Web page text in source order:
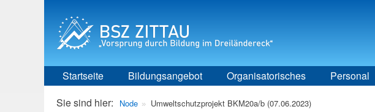
Startseite Bildungsangebot Organisatorisches Personal
Breadcrumbs
Sie sind hier: Node Umweltschutzprojekt BKM20a/b (07.06.2023)